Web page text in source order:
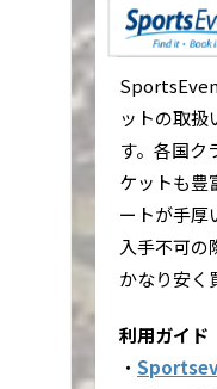
ットの取扱
す。各国ク
ケットも豊
ートが手厚
入手不可の
かなり安く
利用ガイド
・